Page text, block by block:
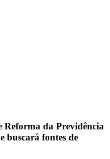
Reforma da Previdência
buscará fontes de